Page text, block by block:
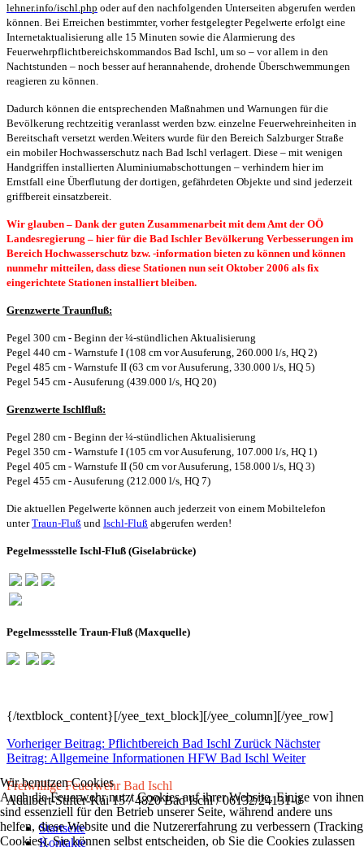
lehner.info/ischl.php oder auf den nachfolgenden Unterseiten abgerufen werden
können. Bei Erreichen bestimmter, vorher festgelegter Pegelwerte erfolgt eine
Internetaktualisierung alle 15 Minuten sowie die Alarmierung des
Feuerwehrpflichtbereichskommandos Bad Ischl, um so – vor allem in den
Nachtstunden – noch besser auf herannahende, drohende Überschwemmungen
reagieren zu können.
Dadurch können die entsprechenden Maßnahmen und Warnungen für die
Bevölkerung rechtzeitig veranlasst werden bzw. einzelne Feuerwehreinheiten in
Bereitschaft versetzt werden. Weiters wurde für den Bereich Salzburger Straße
ein mobiler Hochwasserschutz nach Bad Ischl verlagert. Diese – mit wenigen
Handgriffen installierten Aluminiumabschottungen – verhindern hier im
Ernstfall eine Überflutung der dortigen, gefährdeten Objekte und sind jederzeit
griffbereit einsatzbereit.
Wir glauben – Dank der guten Zusammenarbeit mit dem Amt der OÖ
Landesregierung – hier für die Bad Ischler Bevölkerung Verbesserungen im
Bereich Hochwasserschutz bzw. -information bieten zu können und können
nunmehr mitteilen, dass diese Stationen nun seit Oktober 2006 als fix
eingerichtete Stationen installiert bleiben.
Grenzwerte Traunfluß:
Pegel 300 cm - Beginn der ¼-stündlichen Aktualisierung
Pegel 440 cm - Warnstufe I (108 cm vor Ausuferung, 260.000 l/s, HQ 2)
Pegel 485 cm - Warnstufe II (63 cm vor Ausuferung, 330.000 l/s, HQ 5)
Pegel 545 cm - Ausuferung (439.000 l/s, HQ 20)
Grenzwerte Ischlfluß:
Pegel 280 cm - Beginn der ¼-stündlichen Aktualisierung
Pegel 350 cm - Warnstufe I (105 cm vor Ausuferung, 107.000 l/s, HQ 1)
Pegel 405 cm - Warnstufe II (50 cm vor Ausuferung, 158.000 l/s, HQ 3)
Pegel 455 cm - Ausuferung (212.000 l/s, HQ 7)
Die aktuellen Pegelwerte können auch jederzeit von einem Mobiltelefon
unterTraun-Fluß und Ischl-Fluß abgerufen werden!
Pegelmessstelle Ischl-Fluß (Giselabrücke)
Pegelmessstelle Traun-Fluß (Maxquelle)
{/textblock_content}[/yee_text_block][/yee_column][/yee_row]
Vorheriger Beitrag: Pflichtbereich Bad Ischl Zurück Nächster
Beitrag: Allgemeine Informationen HFW Bad Ischl Weiter
Freiwillige Feuerwehr Bad Ischl
Adalbert-Stifter-Kai 15 / 4820 Bad Ischl / 06132/24131-0
Startseite
Kontakte
Wir benutzen Cookies
Auch die Feuerwehr nutzt Cookies auf ihrer Website. Einige von ihnen
sind essenziell für den Betrieb unserer Seite, während andere uns
helfen, diese Website und die Nutzererfahrung zu verbessern (Tracking
Cookies). Sie können selbst entscheiden, ob Sie die Cookies zulassen